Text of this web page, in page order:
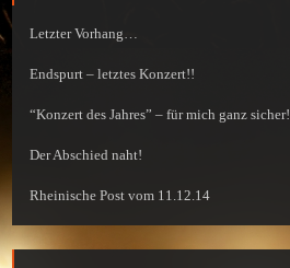
Letzter Vorhang…
Endspurt – letztes Konzert!!
“Konzert des Jahres” – für mich ganz sicher!
Der Abschied naht!
Rheinische Post vom 11.12.14